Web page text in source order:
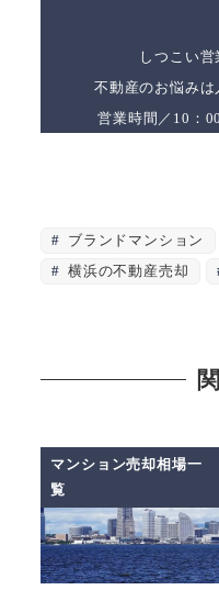
しつこい営
不動産のお悩み
営業時間／10：
ブランドマンション
横浜の不動産売却
マンション売却相場一
覧